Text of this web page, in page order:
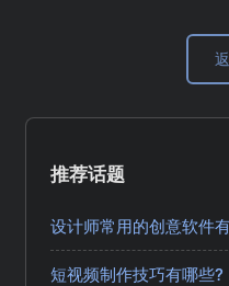
推荐话题
设计师常用的创意软件
短视频制作技巧有哪些?